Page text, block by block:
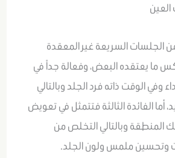
الجلسات السريعة غير المعقدة
ما يعتقده البعض، وفعالة جداً في
وفي الوقت ذاته فرد الجلد وبالتالي
أما الفائدة الثالثة فتتمثل في تعويض
المنطقة وبالتالي التخلص من
وتحسين ملمس ولون الجلد.